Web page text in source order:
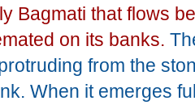
Bagmati that flows
on its banks.
from the
When it emerges